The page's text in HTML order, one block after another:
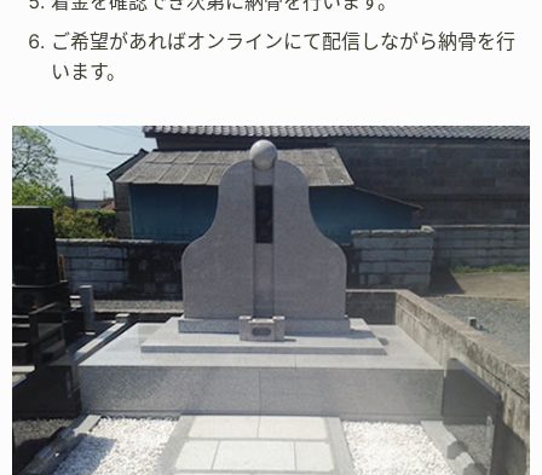
ご希望があればオンラインにて配信しながら納骨を行
います。